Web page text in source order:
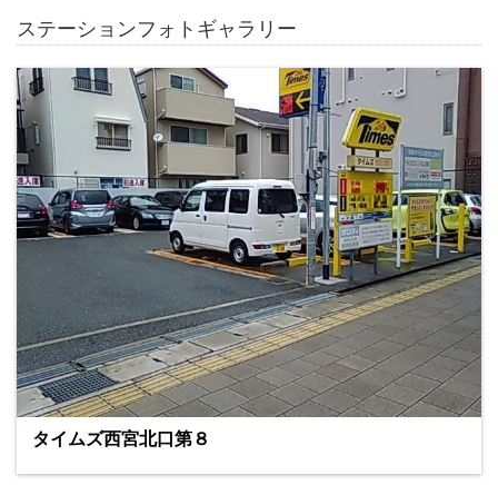
ステーションフォトギャラリー
タイムズ西宮北口第８